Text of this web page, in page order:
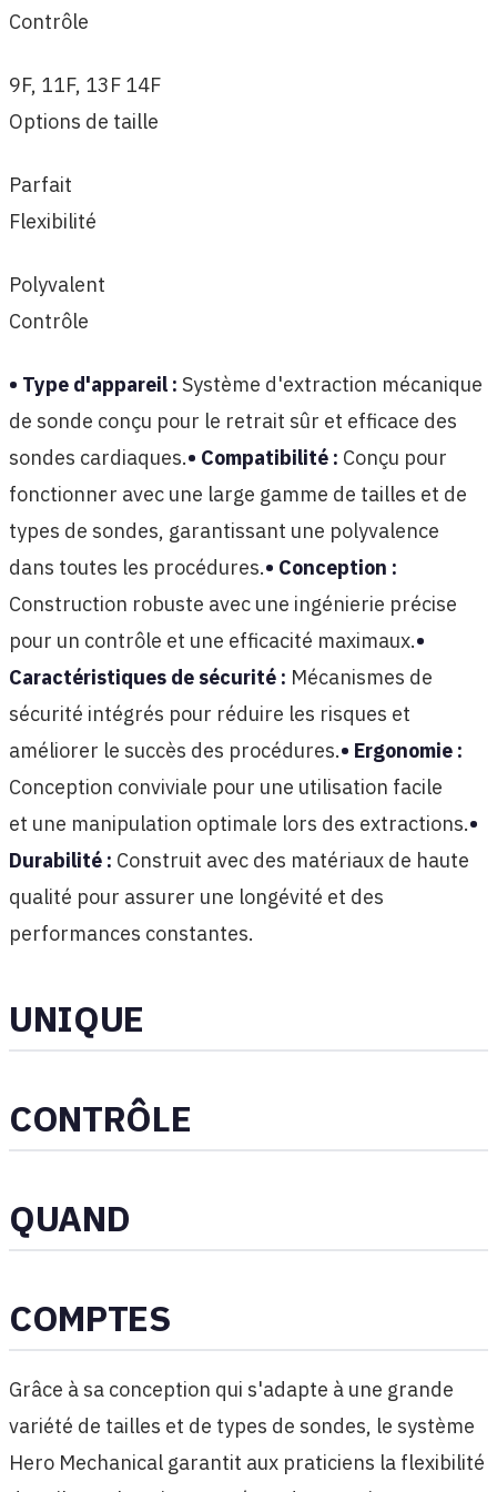
Contrôle
9F, 11F, 13F 14F
Options de taille
Parfait
Flexibilité
Polyvalent
Contrôle
• Type d'appareil : Système d'extraction mécanique
de sonde conçu pour le retrait sûr et efficace des
sondes cardiaques.• Compatibilité : Conçu pour
fonctionner avec une large gamme de tailles et de
types de sondes, garantissant une polyvalence
dans toutes les procédures.• Conception :
Construction robuste avec une ingénierie précise
pour un contrôle et une efficacité maximaux.•
Caractéristiques de sécurité : Mécanismes de
sécurité intégrés pour réduire les risques et
améliorer le succès des procédures.• Ergonomie :
Conception conviviale pour une utilisation facile
et une manipulation optimale lors des extractions.•
Durabilité : Construit avec des matériaux de haute
qualité pour assurer une longévité et des
performances constantes.
UNIQUE
CONTRÔLE
QUAND
COMPTES
Grâce à sa conception qui s'adapte à une grande
variété de tailles et de types de sondes, le système
Hero Mechanical garantit aux praticiens la flexibilité